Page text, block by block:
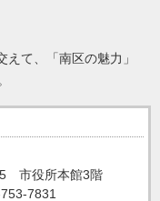
て、「南区の魅力」
市役所本館3階
7831